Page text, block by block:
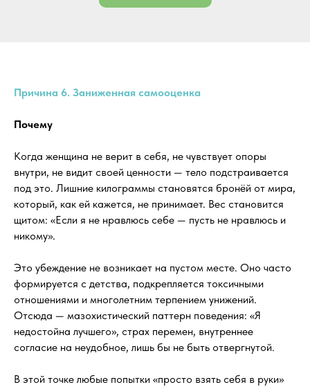
Причина 6. Заниженная самооценка
Почему
Когда женщина не верит в себя, не чувствует опоры
внутри, не видит своей ценности — тело подстраивается
под это. Лишние килограммы становятся бронёй от мира,
который, как ей кажется, не принимает. Вес становится
щитом: «Если я не нравлюсь себе — пусть не нравлюсь и
никому».
Это убеждение не возникает на пустом месте. Оно часто
формируется с детства, подкрепляется токсичными
отношениями и многолетним терпением унижений.
Отсюда — мазохистический паттерн поведения: «Я
недостойна лучшего», страх перемен, внутреннее
согласие на неудобное, лишь бы не быть отвергнутой.
В этой точке любые попытки «просто взять себя в руки»